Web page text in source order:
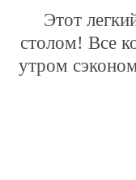
столом! Все
утром